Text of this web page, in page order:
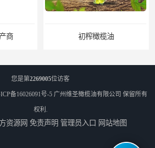
商 初榨橄榄油
您是第2269005位访客
备16026091号-5 广州维圣橄榄油有限公司 保留所有
权利.
资源网 免责声明 管理员入口 网站地图